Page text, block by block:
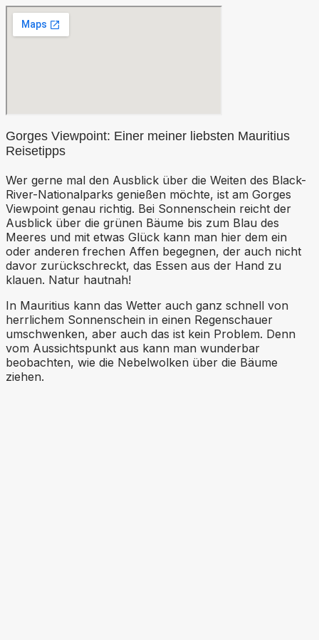
Gorges Viewpoint: Einer meiner liebsten Mauritius
Reisetipps
Wer gerne mal den Ausblick über die Weiten des Black-
River-Nationalparks genießen möchte, ist am Gorges
Viewpoint genau richtig. Bei Sonnenschein reicht der
Ausblick über die grünen Bäume bis zum Blau des
Meeres und mit etwas Glück kann man hier dem ein
oder anderen frechen Affen begegnen, der auch nicht
davor zurückschreckt, das Essen aus der Hand zu
klauen. Natur hautnah!
In Mauritius kann das Wetter auch ganz schnell von
herrlichem Sonnenschein in einen Regenschauer
umschwenken, aber auch das ist kein Problem. Denn
vom Aussichtspunkt aus kann man wunderbar
beobachten, wie die Nebelwolken über die Bäume
ziehen.